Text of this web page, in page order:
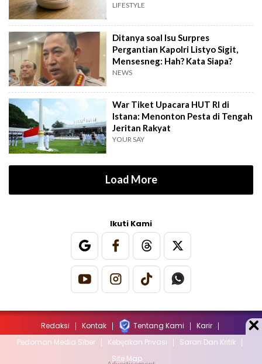
LIFESTYLE
Ditanya soal Isu Surpres
Pergantian Kapolri Listyo Sigit,
Mensesneg: Hah? Kata Siapa?
NEWS
War Tiket Upacara HUT RI di
Istana: Menonton Pesta di Tengah
Jeritan Rakyat
YOUR SAY
Load More
Ikuti Kami
Redaksi Kontak Tentang Kami
Karir
Pedoman Media Siber
Kebijakan Privasi
Saran Dan Kritik
Site Map